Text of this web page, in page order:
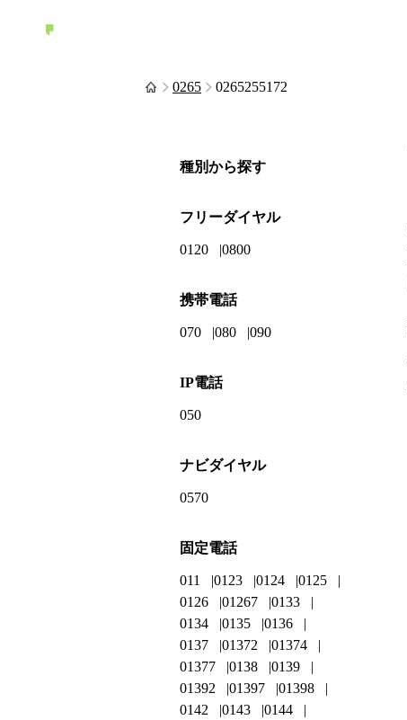
0265 0265255172
種別から探す
フリーダイヤル
0120 0800
携帯電話
070 080 090
IP電話
050
ナビダイヤル
0570
固定電話
011 0123 0124
0125
0126
01267
0133
0134
0135
0136
0137
01372
01374
01377
0138
0139
01392
01397
01398
0142
0143
0144